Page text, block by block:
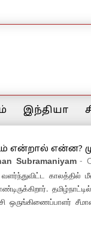
இந்தியா
என்றால் என்ன?
Subramaniyam -
காலத்தில்
ஒருங்கிணைப்பாளர்